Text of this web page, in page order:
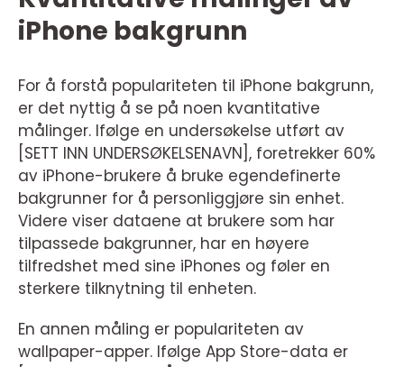
iPhone bakgrunn
For å forstå populariteten til iPhone bakgrunn,
er det nyttig å se på noen kvantitative
målinger. Ifølge en undersøkelse utført av
[SETT INN UNDERSØKELSENAVN], foretrekker 60%
av iPhone-brukere å bruke egendefinerte
bakgrunner for å personliggjøre sin enhet.
Videre viser dataene at brukere som har
tilpassede bakgrunner, har en høyere
tilfredshet med sine iPhones og føler en
sterkere tilknytning til enheten.
En annen måling er populariteten av
wallpaper-apper. Ifølge App Store-data er